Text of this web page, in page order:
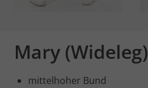
Mary (Wideleg)
mittelhoher Bund